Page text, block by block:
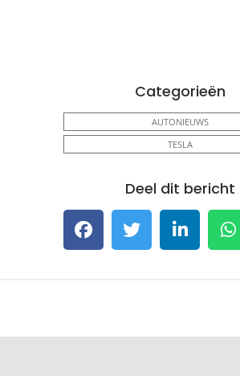
Categorieën
AUTONIEUWS
TESLA
Deel dit bericht